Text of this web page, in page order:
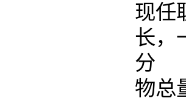
现任
长，
分
物总